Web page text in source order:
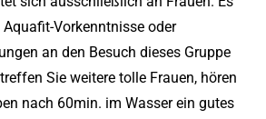
Vorkenntnisse oder
an den Besuch dieses Gruppe
Sie weitere tolle Frauen, hören
nach 60min. im Wasser ein gutes